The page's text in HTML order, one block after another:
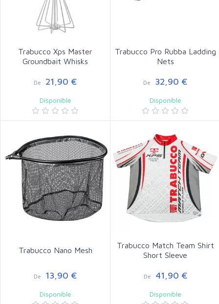
Trabucco Xps Master
Groundbait Whisks
De 21,90 €
Disponible
Trabucco Pro Rubba Ladding
Nets
De 32,90 €
Disponible
Trabucco Nano Mesh
De 13,90 €
Disponible
Trabucco Match Team Shirt
Short Sleeve
De 41,90 €
Disponible